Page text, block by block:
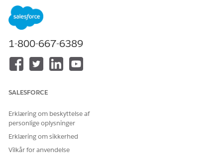
problemet.
EDITIONSHEADING
Denne artikel gælder for:
Salesforce Voice (oprindelig telefon)
Hvis du vil bruge et headset
til voiceopkald:
I Omni-Channel-indstillinger skal du vælge det headset, du
1-800-667-6389
SALESFORCE
Erklæring om beskyttelse af
personlige oplysninger
Erklæring om sikkerhed
Vilkår for anvendelse